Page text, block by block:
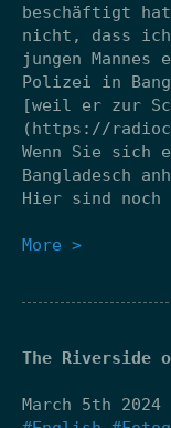
beschäftigt
nicht, dass ich
jungen
Polizei in
[weil er zur
(https://
Wenn Sie sich
Bangladesch
Hier sind
More >
The Riverside
March 5th